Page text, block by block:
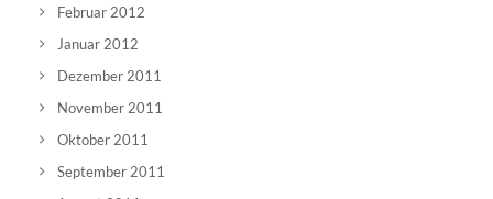
Februar 2012
Januar 2012
Dezember 2011
November 2011
Oktober 2011
September 2011